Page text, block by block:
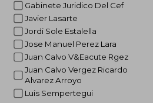
Gabinete Juridico Del Cef
Javier Lasarte
Jordi Sole Estalella
Jose Manuel Perez Lara
Juan Calvo V&Eacute Rgez
Juan Calvo Vergez Ricardo
Alvarez Arroyo
Luis Sempertegui